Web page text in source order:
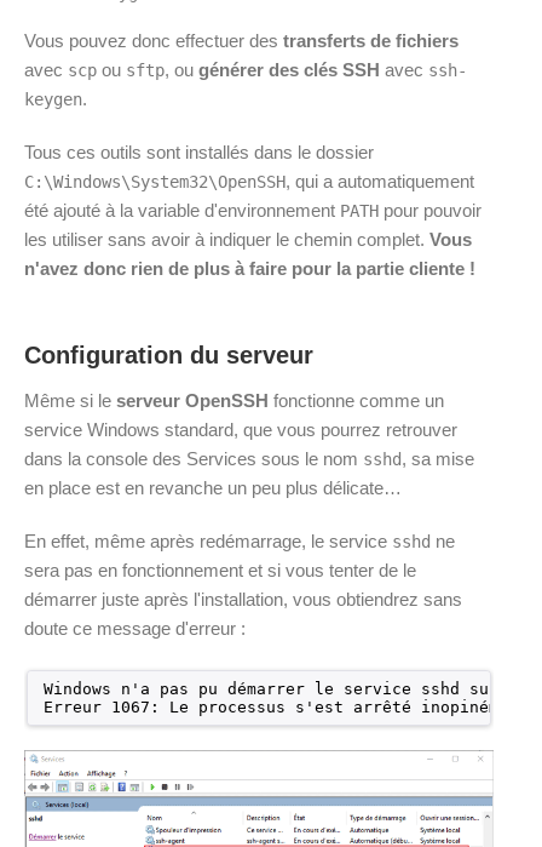
Vous pouvez donc effectuer des transferts de fichiers
avec scp ou sftp, ou générer des clés SSH avec ssh-
keygen.
Tous ces outils sont installés dans le dossier
C:\Windows\System32\OpenSSH, qui a automatiquement
été ajouté à la variable d'environnement PATH pour pouvoir
les utiliser sans avoir à indiquer le chemin complet. Vous
n'avez donc rien de plus à faire pour la partie cliente !
Configuration du serveur
Même si le serveur OpenSSH fonctionne comme un
service Windows standard, que vous pourrez retrouver
dans la console des Services sous le nom sshd, sa mise
en place est en revanche un peu plus délicate…
En effet, même après redémarrage, le service sshd ne
sera pas en fonctionnement et si vous tenter de le
démarrer juste après l'installation, vous obtiendrez sans
doute ce message d'erreur :
Windows n'a pas pu démarrer le service sshd sur
Erreur 1067: Le processus s'est arrêté inopinément.